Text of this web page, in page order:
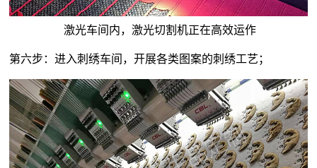
激光车间内，激光切割机正在高效运作
第六步：进入刺绣车间，开展各类图案的刺绣工艺；